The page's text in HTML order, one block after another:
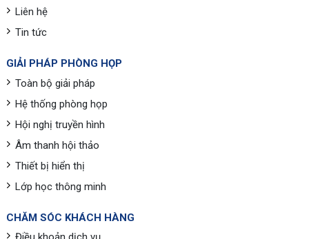
Liên hệ
Tin tức
GIẢI PHÁP PHÒNG HỌP
Toàn bộ giải pháp
Hệ thống phòng họp
Hội nghị truyền hình
Âm thanh hội thảo
Thiết bị hiển thị
Lớp học thông minh
CHĂM SÓC KHÁCH HÀNG